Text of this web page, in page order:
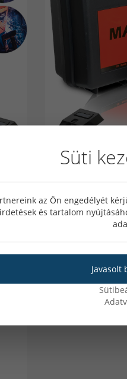
Lift
Super Mini 120
Tig funkció,
Lista ár: 47
Süti
az Ön engedélyét
és tartalom
Javasolt